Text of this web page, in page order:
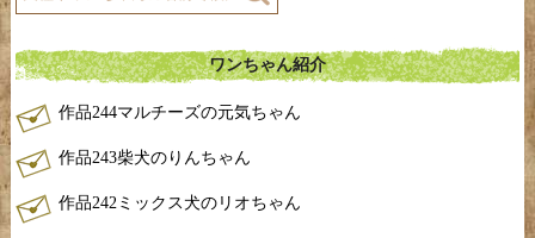
ワンちゃん紹介
作品244マルチーズの元気ちゃん
作品243柴犬のりんちゃん
作品242ミックス犬のリオちゃん